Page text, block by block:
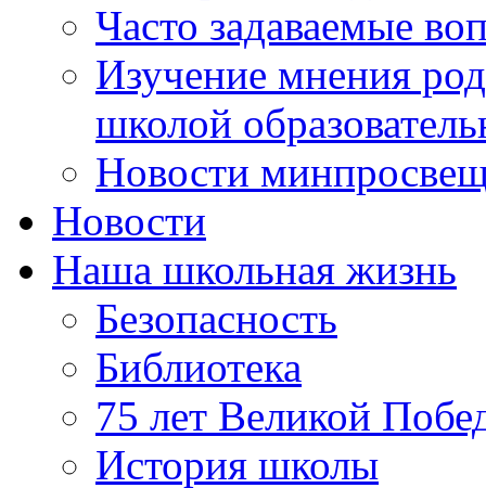
Часто задаваемые
Изучение мнения
школой
Новости
Новости
Наша школьная жизнь
Безопасность
Библиотека
75 лет Великой
История школы